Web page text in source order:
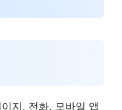
지, 전화, 모바일 앱